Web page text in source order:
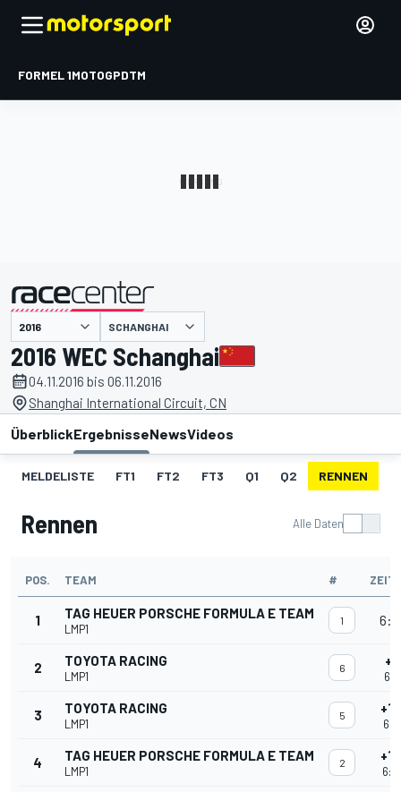
FORMEL 1MOTOGPDTM
SCHANGHAI
2016 WEC Schanghai
04.11.2016 bis 06.11.2016
Shanghai International Circuit, CN
ÜberblickErgebnisseNewsVideos
MELDELISTE FT1 FT2 FT3 Q1 Q2 RENNEN
Rennen Alle Daten
POS. TEAM # ZEIT
1 TAG HEUER PORSCHE FORMULA E TEAM
LMP1
1
2 TOYOTA RACING
LMP1
6
3 TOYOTA RACING
LMP1
5
4 TAG HEUER PORSCHE FORMULA E TEAM
LMP1
2